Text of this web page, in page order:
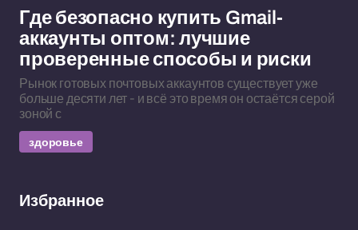
Где безопасно купить Gmail-
аккаунты оптом: лучшие
проверенные способы и риски
Рынок готовых почтовых аккаунтов существует уже
больше десяти лет - и всё это время он остаётся серой
зоной с
здоровье
Избранное